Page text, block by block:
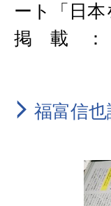
ート「日
掲 載 ：
福富信也